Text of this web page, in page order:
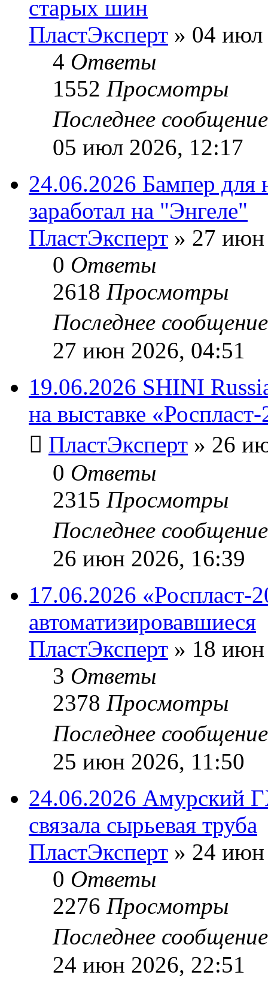
старых шин
ПластЭксперт » 04 июл
4 Ответы
1552 Просмотры
Последнее
05 июл 2026, 12:17
24.06.2026 Бампер для
заработал на "Энгеле"
ПластЭксперт » 27 июн
0 Ответы
2618 Просмотры
Последнее
27 июн 2026, 04:51
19.06.2026 SHINI
на выставке
ПластЭксперт » 26
0 Ответы
2315 Просмотры
Последнее
26 июн 2026, 16:39
17.06.2026 «Роспласт-
автоматизировавшиеся
ПластЭксперт » 18 июн
3 Ответы
2378 Просмотры
Последнее
25 июн 2026, 11:50
24.06.2026 Амурский
связала сырьевая труба
ПластЭксперт » 24 июн
0 Ответы
2276 Просмотры
Последнее
24 июн 2026, 22:51